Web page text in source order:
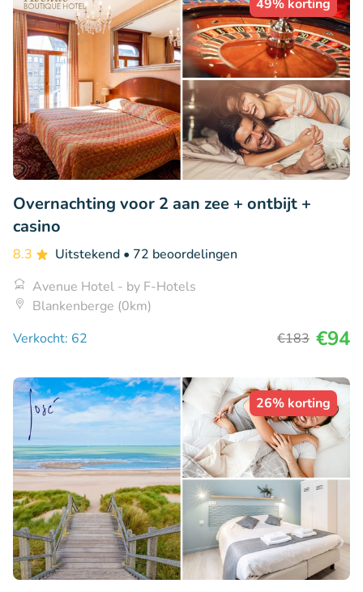
49% korting
Overnachting voor 2 aan zee + ontbijt +
casino
8.3 Uitstekend • 72 beoordelingen
Avenue Hotel - by F-Hotels
Blankenberge (0km)
Verkocht: 62
€183 €94
26% korting